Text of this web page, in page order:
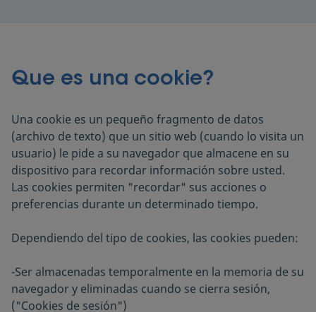
Productos
Propósito
Que es una cookie?
Una cookie es un pequeño fragmento de datos
(archivo de texto) que un sitio web (cuando lo visita un
usuario) le pide a su navegador que almacene en su
dispositivo para recordar información sobre usted.
Las cookies permiten "recordar" sus acciones o
preferencias durante un determinado tiempo.
Dependiendo del tipo de cookies, las cookies pueden:
-Ser almacenadas temporalmente en la memoria de su
navegador y eliminadas cuando se cierra sesión,
("Cookies de sesión")